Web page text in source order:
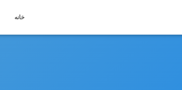
خانه